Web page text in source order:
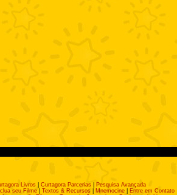
Livros Curtagora Parcerias
Pesquisa Avançada
seu Filme| Textos & Recursos Mnemocine|
Entre em Contato